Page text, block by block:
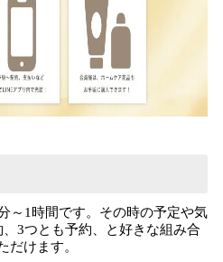
～1時間です。その時の予定や気
3つとも予約、と好きな組み合
だけます。